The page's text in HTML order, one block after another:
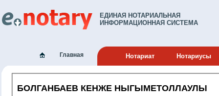
ЕДИНАЯ НОТАРИАЛЬНАЯ
ИНФОРМАЦИОННАЯ СИСТЕМА
Главная Нотариат Нотариусы
БОЛГАНБАЕВ КЕНЖЕ НЫГЫМЕТОЛЛАУЛЫ